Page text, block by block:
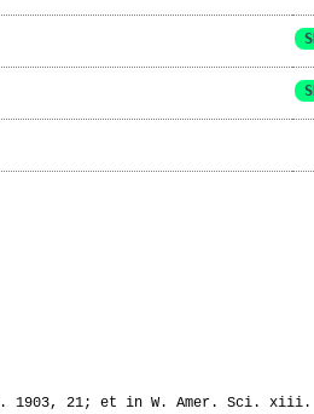
1903, 21; et in W. Amer. Sci. xiii.